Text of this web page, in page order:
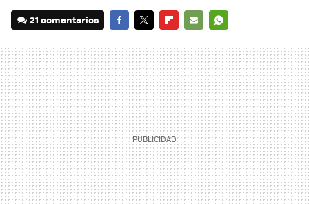
21 comentarios
MAIL